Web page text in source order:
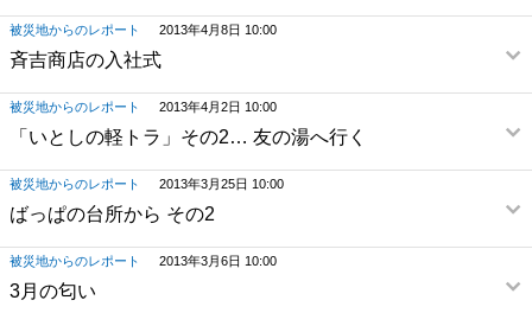
被災地からのレポート 2013年4月8日 10:00
斉吉商店の入社式
被災地からのレポート 2013年4月2日 10:00
「いとしの軽トラ」その2… 友の湯へ行く
被災地からのレポート 2013年3月25日 10:00
ばっぱの台所から その2
被災地からのレポート 2013年3月6日 10:00
3月の匂い